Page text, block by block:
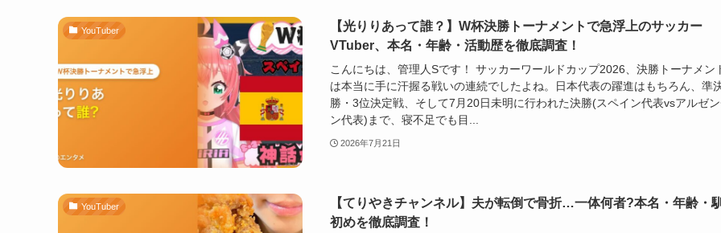
YouTuber
【光りりあって誰？】W杯決勝トーナメントで急浮上のサッカー
VTuber、本名・年齢・活動歴を徹底調査！
こんにちは、管理人Sです！ サッカーワールドカップ2026、決勝トーナメン
は本当に手に汗握る戦いの連続でしたよね。日本代表の躍進はもちろん、準
勝・3位決定戦、そして7月20日未明に行われた決勝(スペイン代表vsアルゼ
ン代表)まで、寝不足でも目...
2026年7月21日
YouTuber
【てりやきチャンネル】夫が転倒で骨折…一体何者?本名・年齢・
初めを徹底調査！